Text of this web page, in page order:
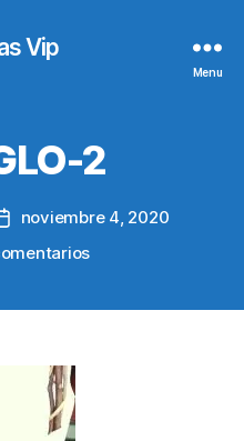
Vip
Menu
2
Postnoviembre 4, 2020
en